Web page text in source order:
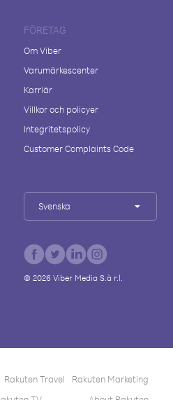
FÖRETAG
Om Viber
Varumärkescenter
Karriär
Villkor och policyer
Integritetspolicy
Customer Complaints Code
Svenska
© 2026Viber Media S.à r.l.
Rakuten Travel
Rakuten Marketing